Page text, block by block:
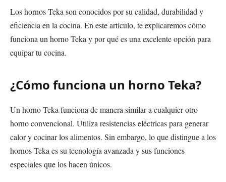
Los hornos Teka son conocidos por su calidad, durabilidad y
eficiencia en la cocina. En este artículo, te explicaremos cómo
funciona un horno Teka y por qué es una excelente opción para
equipar tu cocina.
¿Cómo funciona un horno Teka?
Un horno Teka funciona de manera similar a cualquier otro
horno convencional. Utiliza resistencias eléctricas para generar
calor y cocinar los alimentos. Sin embargo, lo que distingue a los
hornos Teka es su tecnología avanzada y sus funciones
especiales que los hacen únicos.